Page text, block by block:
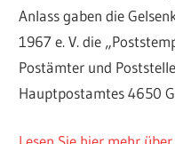
Anlass gaben die
1967 e. V. die
Postämter und
Hauptpostamtes 4650